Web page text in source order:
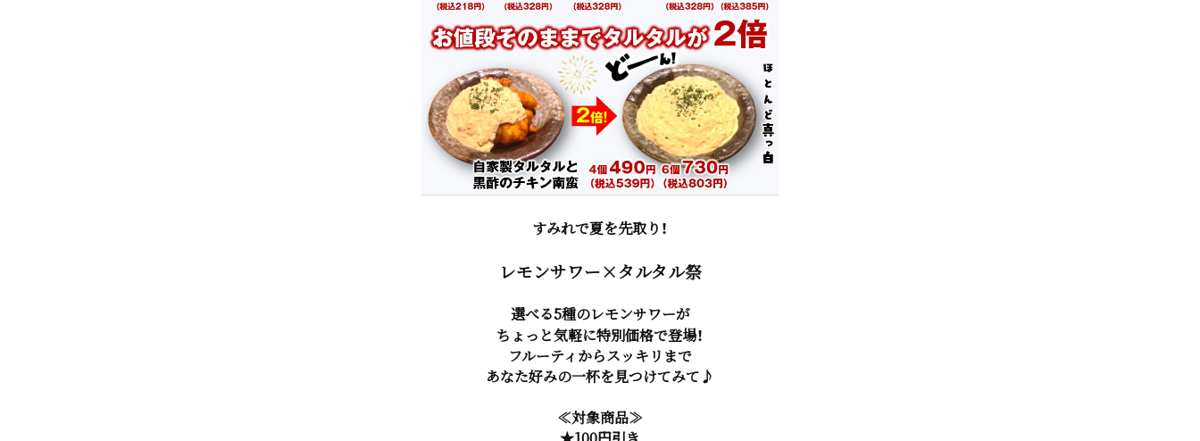
すみれで夏を先取り！
レモンサワー×タルタル祭
選べる5種のレモンサワーが
ちょっと気軽に特別価格で登場！
フルーティからスッキリまで
あなた好みの一杯を見つけてみて♪
≪対象商品≫